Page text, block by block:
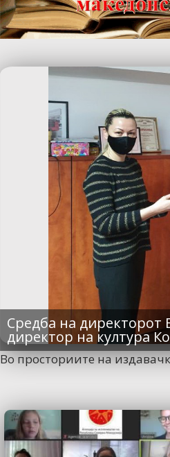
Средба на директорот
директор на култура
Во просториите на